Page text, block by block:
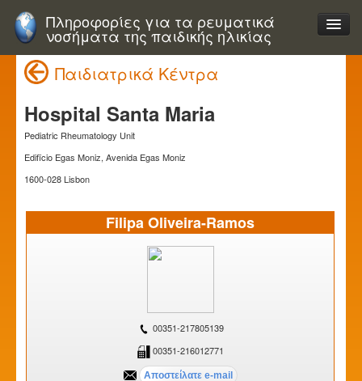
Πληροφορίες για τα ρευματικά
νοσήματα της παιδικής ηλικίας
Παιδιατρικά Κέντρα
Hospital Santa Maria
Pediatric Rheumatology Unit
Edifïcio Egas Moniz, Avenida Egas Moniz
1600-028 Lisbon
Filipa Oliveira-Ramos
00351-217805139
00351-216012771